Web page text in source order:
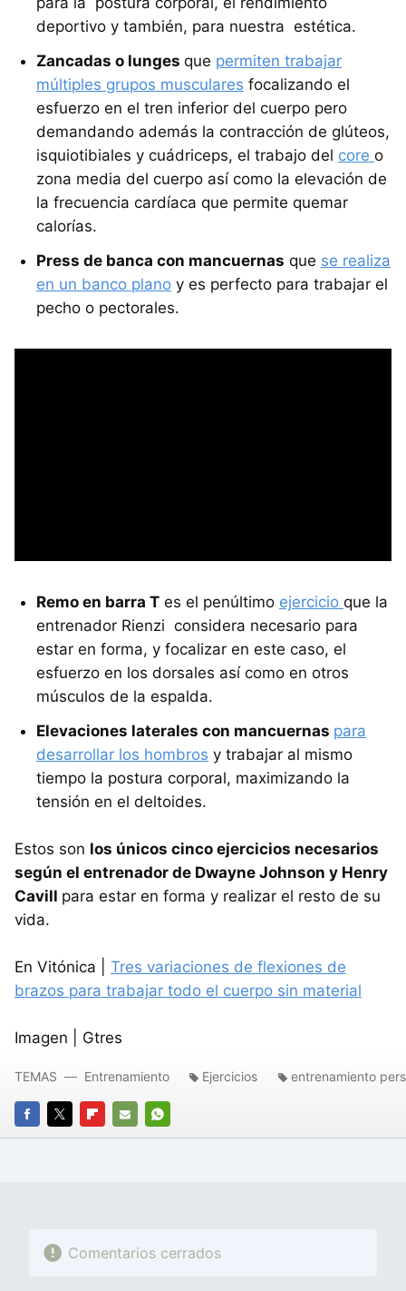
deportivo y también, para nuestra estética.
Zancadas o lunges que permiten trabajar
múltiples grupos musculares focalizando el
esfuerzo en el tren inferior del cuerpo pero
demandando además la contracción de glúteos,
isquiotibiales y cuádriceps, el trabajo del core o
zona media del cuerpo así como la elevación de
la frecuencia cardíaca que permite quemar
calorías.
Press de banca con mancuernas que se realiza
en un banco plano y es perfecto para trabajar el
pecho o pectorales.
Remo en barra T es el penúltimo ejercicio que la
entrenador Rienzi considera necesario para
estar en forma, y focalizar en este caso, el
esfuerzo en los dorsales así como en otros
músculos de la espalda.
Elevaciones laterales con mancuernas para
desarrollar los hombros y trabajar al mismo
tiempo la postura corporal, maximizando la
tensión en el deltoides.
Estos son los únicos cinco ejercicios necesarios
según el entrenador de Dwayne Johnson y Henry
Cavill para estar en forma y realizar el resto de su
vida.
En Vitónica | Tres variaciones de flexiones de
brazos para trabajar todo el cuerpo sin material
Imagen | Gtres
FACEBOOK
TWITTERFLIPBOARD
E-
WHATSAPP
TEMAS Entrenamiento Ejercicios entrenamiento
Comentarios cerrados